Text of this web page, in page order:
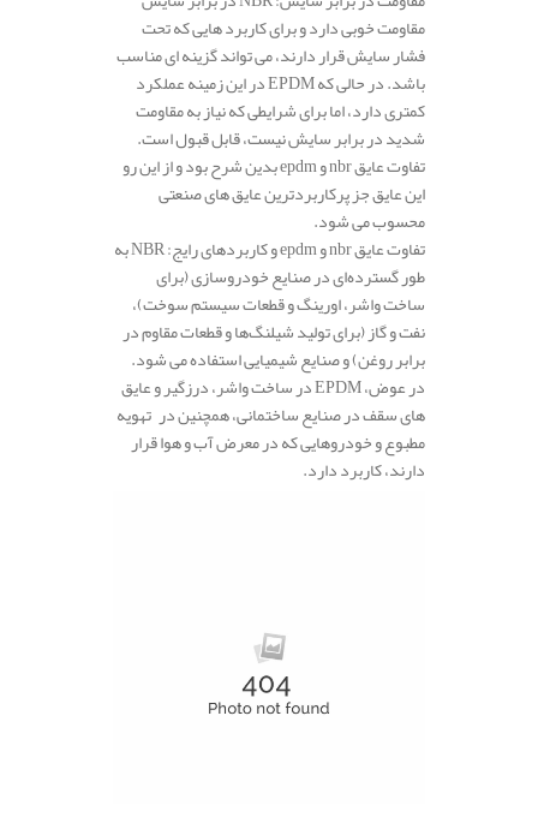
مقاومت خوبی دارد و برای کاربرد هایی که تحت
فشار سایش قرار دارند، می‌ تواند گزینه‌ ای مناسب
باشد. در حالی که EPDM در این زمینه عملکرد
کمتری دارد، اما برای شرایطی که نیاز به مقاومت
شدید در برابر سایش نیست، قابل قبول است.
تفاوت عایق nbr و epdm بدین شرح بود و از این رو
این عایق جز پرکاربردترین عایق های صنعتی
محسوب می شود.
تفاوت عایق nbr و epdm و کاربردهای رایج: NBR به
طور گسترده‌ای در صنایع خودروسازی (برای
ساخت واشر، اورینگ و قطعات سیستم سوخت)،
نفت و گاز (برای تولید شیلنگ‌ها و قطعات مقاوم در
برابر روغن) و صنایع شیمیایی استفاده می‌ شود.
در عوض، EPDM در ساخت واشر، درزگیر و عایق‌
های سقف در صنایع ساختمانی، همچنین در تهویه
مطبوع و خودروهایی که در معرض آب و هوا قرار
دارند، کاربرد دارد.